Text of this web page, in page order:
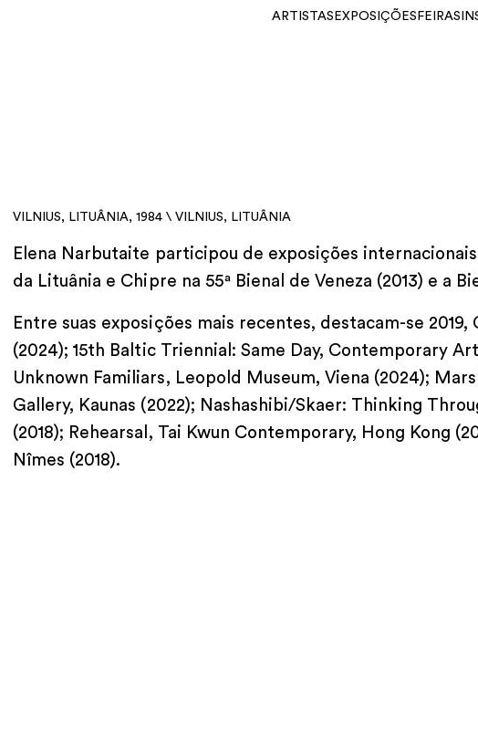
ARTISTAS EXPOSIÇÕES FEIRAS
VILNIUS, LITUÂNIA, 1984 \ VILNIUS, LITUÂNIA
Elena Narbutaite participou de exposições
da Lituânia e Chipre na 55ª Bienal de Veneza (2013) e a
Entre suas exposições mais recentes, destacam-se
(2024); 15th Baltic Triennial: Same Day, Contemporary
Unknown Familiars, Leopold Museum, Viena (2024);
Gallery, Kaunas (2022); Nashashibi/Skaer: Thinking
(2018); Rehearsal, Tai Kwun Contemporary, Hong Kong
Nîmes (2018).